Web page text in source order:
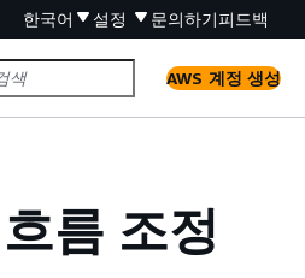
한국어 설정 문의하기피드백
AWS 계정 생성
름 조정